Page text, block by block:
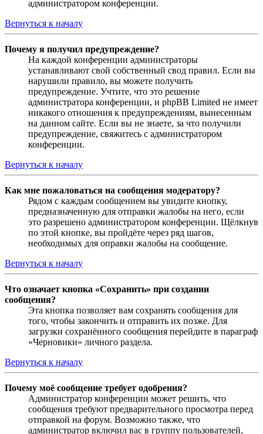
администратором конференции.
Вернуться к началу
Почему я получил предупреждение?
На каждой конференции администраторы
устанавливают свой собственный свод правил. Если вы
нарушили правило, вы можете получить
предупреждение. Учтите, что это решение
администратора конференции, и phpBB Limited не имеет
никакого отношения к предупреждениям, вынесенным
на данном сайте. Если вы не знаете, за что получили
предупреждение, свяжитесь с администратором
конференции.
Вернуться к началу
Как мне пожаловаться на сообщения модератору?
Рядом с каждым сообщением вы увидите кнопку,
предназначенную для отправки жалобы на него, если
это разрешено администратором конференции. Щёлкнув
по этой кнопке, вы пройдёте через ряд шагов,
необходимых для оправки жалобы на сообщение.
Вернуться к началу
Что означает кнопка «Сохранить» при создании
сообщения?
Эта кнопка позволяет вам сохранять сообщения для
того, чтобы закончить и отправить их позже. Для
загрузки сохранённого сообщения перейдите в параграф
«Черновики» личного раздела.
Вернуться к началу
Почему моё сообщение требует одобрения?
Администратор конференции может решить, что
сообщения требуют предварительного просмотра перед
отправкой на форум. Возможно также, что
администратор включил вас в группу пользователей,